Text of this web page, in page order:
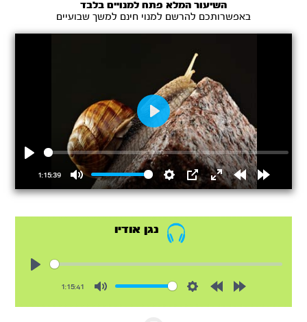
השיעור המלא פתח למנויים בלבד
באפשרותכם להרשם למנוי חינם למשך שבועיים
1:15:39
Mute Settings
PIP
EnterRewindForward
Play
נגן אודיו
1:15:41